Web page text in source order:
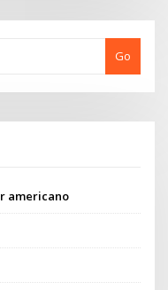
Go
americano